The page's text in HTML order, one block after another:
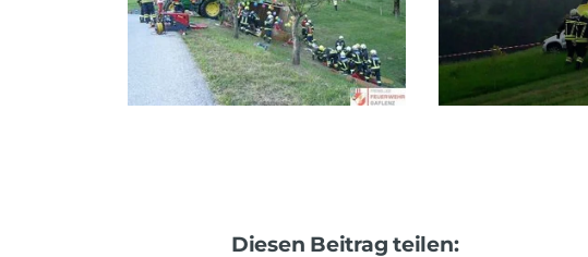
Diesen Beitrag teilen: